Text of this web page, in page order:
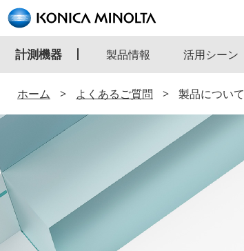
計測機器 製品情報 活用シーン
ホーム よくあるご質問 製品について